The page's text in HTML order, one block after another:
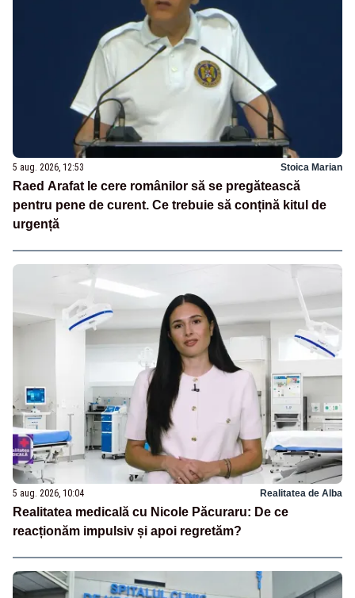
5 aug. 2026, 12:53 Stoica Marian
Raed Arafat le cere românilor să se pregătească
pentru pene de curent. Ce trebuie să conțină kitul de
urgență
5 aug. 2026, 10:04 Realitatea de Alba
Realitatea medicală cu Nicole Păcuraru: De ce
reacționăm impulsiv și apoi regretăm?